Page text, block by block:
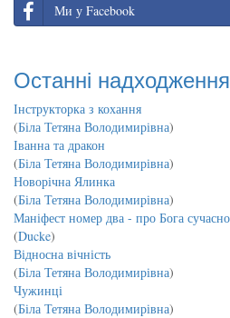
Ми у Facebook
Останні надходження
Інструкторка з кохання
(Біла Тетяна Володимирівна)
Іванна та дракон
(Біла Тетяна Володимирівна)
Новорічна Ялинка
(Біла Тетяна Володимирівна)
Маніфест номер два - про Бога
(Ducke)
Відносна вічність
(Біла Тетяна Володимирівна)
Чужинці
(Біла Тетяна Володимирівна)